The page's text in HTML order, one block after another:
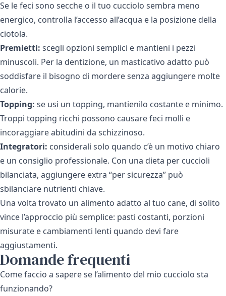
Se le feci sono secche o il tuo cucciolo sembra meno
energico, controlla l’accesso all’acqua e la posizione della
ciotola.
Premietti: scegli opzioni semplici e mantieni i pezzi
minuscoli. Per la dentizione, un masticativo adatto può
soddisfare il bisogno di mordere senza aggiungere molte
calorie.
Topping: se usi un topping, mantienilo costante e minimo.
Troppi topping ricchi possono causare feci molli e
incoraggiare abitudini da schizzinoso.
Integratori: considerali solo quando c’è un motivo chiaro
e un consiglio professionale. Con una dieta per cuccioli
bilanciata, aggiungere extra “per sicurezza” può
sbilanciare nutrienti chiave.
Una volta trovato un alimento adatto al tuo cane, di solito
vince l’approccio più semplice: pasti costanti, porzioni
misurate e cambiamenti lenti quando devi fare
aggiustamenti.
Domande frequenti
Come faccio a sapere se l’alimento del mio cucciolo sta
funzionando?